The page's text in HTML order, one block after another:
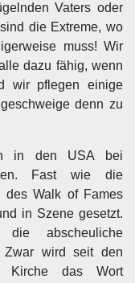
Vaters oder
die Extreme, wo
muss! Wir
dazu fähig, wenn
wir pflegen einige
denn zu
in den USA bei
Fast wie die
des Walk of Fames
in Szene gesetzt.
abscheuliche
Zwar wird seit den
Kirche das Wort